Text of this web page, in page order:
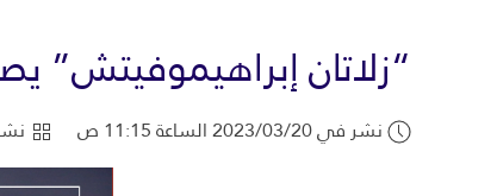
“زلاتان إبراهيموفيتش”
نشر في 2023/03/20 الساعة 11:15 ص